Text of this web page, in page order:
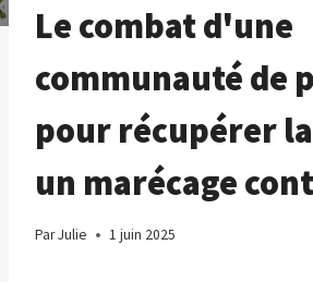
Le combat d'une
communauté de
pour récupérer
un marécage
ParJulie 1 juin 2025